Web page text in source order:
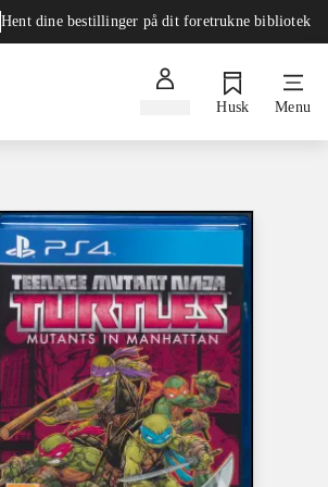
Hent dine bestillinger på dit foretrukne bibliotek
Husk Menu